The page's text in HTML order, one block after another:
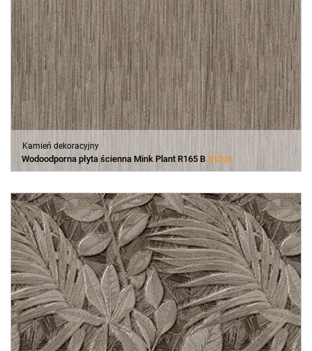
Kamień dekoracyjny
Wodoodporna płyta ścienna Mink Plant R165 B 215 zł